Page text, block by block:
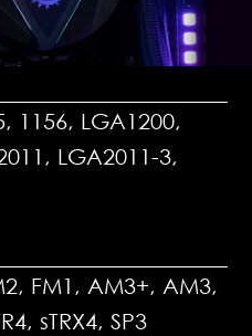
1156, LGA1200,
LGA2011-3,
FM1, AM3+, AM3,
sTRX4, SP3